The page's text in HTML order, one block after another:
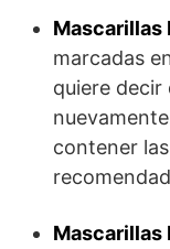
Mascarillas
marcadas
quiere decir
contener
Mascarillas